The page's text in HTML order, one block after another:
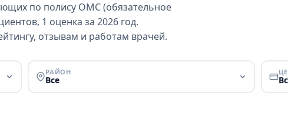
по полису ОМС (обязательное
1 оценка за 2026 год.
отзывам и работам врачей.
РАЙОН
Все